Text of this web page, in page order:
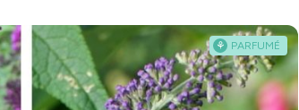
⚘ PARFUMÉ